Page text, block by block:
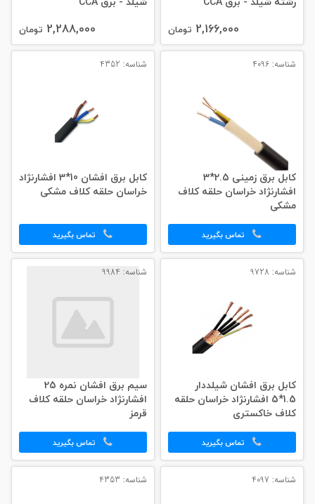
2,166,000 تومان 2,288,000 تومان
شناسه: 4096
کابل برق زمینی 2.5*3
افشارنژاد خراسان حلقه کلاف
مشکی
تماس بگیرید
شناسه: 4352
کابل برق افشان 10*3 افشارنژاد
خراسان حلقه کلاف مشکی
تماس بگیرید
شناسه: 9728
کابل برق افشان شیلددار
1.5*5 افشارنژاد خراسان حلقه
کلاف خاکستری
تماس بگیرید
شناسه: 9984
سیم برق افشان نمره 25
افشارنژاد خراسان حلقه کلاف
قرمز
تماس بگیرید
شناسه: 4097 شناسه: 4353